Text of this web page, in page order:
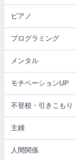
ピアノ
プログラミング
メンタル
モチベーションUP
不登校・引きこもり
主婦
人間関係